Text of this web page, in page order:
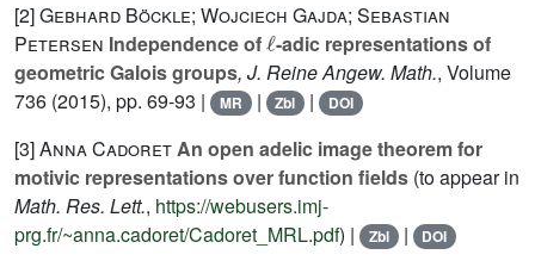
[2]Gebhard Böckle; Wojciech Gajda; Sebastian
Petersen Independence of
ℓ
-adic representations of
geometric Galois groups, J. Reine Angew. Math., Volume
736 (2015), pp. 69-93 | MR | Zbl | DOI
[3]Anna CadoretAn open adelic image theorem for
motivic representations over function fields (to appear in
Math. Res. Lett., https://webusers.imj-
prg.fr/~anna.cadoret/Cadoret_MRL.pdf) | Zbl | DOI